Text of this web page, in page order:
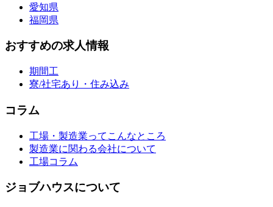
愛知県
福岡県
おすすめの求人情報
期間工
寮/社宅あり・住み込み
コラム
工場・製造業ってこんなところ
製造業に関わる会社について
工場コラム
ジョブハウスについて